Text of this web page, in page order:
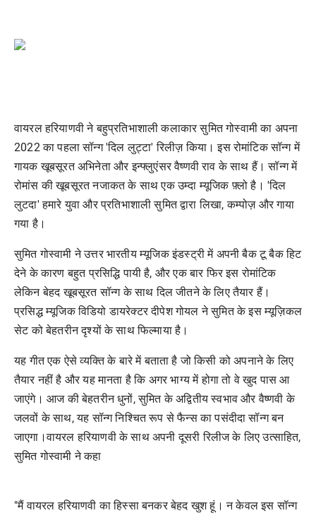
वायरल हरियाणवी ने बहुप्रतिभाशाली कलाकार सुमित गोस्वामी का अपना
2022 का पहला सॉन्ग 'दिल लुट्टा' रिलीज़ किया। इस रोमांटिक सॉन्ग में
गायक खूबसूरत अभिनेता और इन्फ्लुएंसर वैष्णवी राव के साथ हैं। सॉन्ग में
रोमांस की खूबसूरत नजाकत के साथ एक उम्दा म्यूजिक फ़्लो है। 'दिल
लुटदा' हमारे युवा और प्रतिभाशाली सुमित द्वारा लिखा, कम्पोज़ और गाया
गया है।
सुमित गोस्वामी ने उत्तर भारतीय म्यूजिक इंडस्ट्री में अपनी बैक टू बैक हिट
देने के कारण बहुत प्रसिद्धि पायी है, और एक बार फिर इस रोमांटिक
लेकिन बेहद खूबसूरत सॉन्ग के साथ दिल जीतने के लिए तैयार हैं।
प्रसिद्ध म्यूजिक विडियो डायरेक्टर दीपेश गोयल ने सुमित के इस म्यूज़िकल
सेट को बेहतरीन दृश्यों के साथ फिल्माया है।
यह गीत एक ऐसे व्यक्ति के बारे में बताता है जो किसी को अपनाने के लिए
तैयार नहीं है और यह मानता है कि अगर भाग्य में होगा तो वे खुद पास आ
जाएंगे। आज की बेहतरीन धुनों, सुमित के अद्वितीय स्वभाव और वैष्णवी के
जलवों के साथ, यह सॉन्ग निश्चित रूप से फैन्स का पसंदीदा सॉन्ग बन
जाएगा।वायरल हरियाणवी के साथ अपनी दूसरी रिलीज के लिए उत्साहित,
सुमित गोस्वामी ने कहा
"मैं वायरल हरियाणवी का हिस्सा बनकर बेहद खुश हूं। न केवल इस सॉन्ग